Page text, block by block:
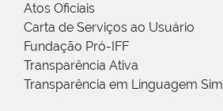
Atos Oficiais
Carta de Serviços ao Usuário
Fundação Pró-IFF
Transparência Ativa
Transparência em Linguagem